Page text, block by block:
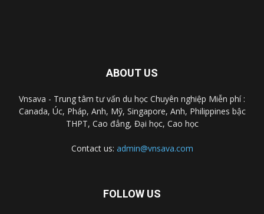
ABOUT US
Vnsava - Trung tâm tư vấn du học Chuyên nghiệp Miễn phí :
Canada, Úc, Pháp, Anh, Mỹ, Singapore, Anh, Philippines bậc
THPT, Cao đẳng, Đại học, Cao học
Contact us: admin@vnsava.com
FOLLOW US